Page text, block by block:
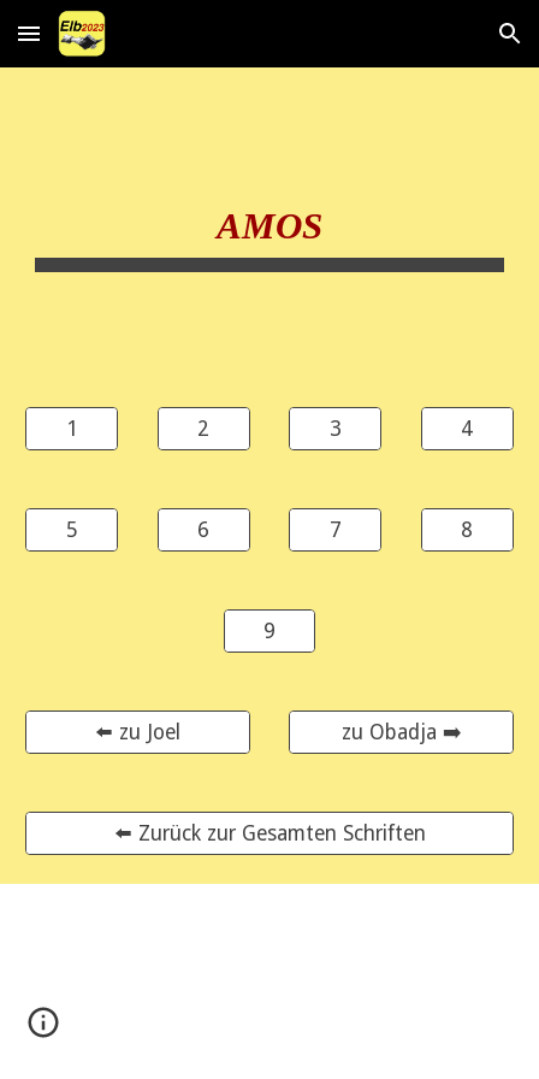
Skip to main content Skip to navigation
AMOS
1 2 3 4
5 6 7 8
9
⬅️ zu Joel zu Obadja ➡️
⬅️ Zurück zur Gesamten Schriften